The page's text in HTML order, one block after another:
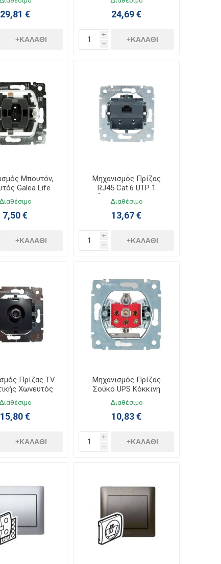
29,81 €
+ΚΑΛΆΘΙ
24,69 €
i
h
+ΚΑΛΆΘΙ
Μπουτόν,
Galea Life
775811
7,50 €
+ΚΑΛΆΘΙ
Μηχανισμός Πρίζας
RJ45 Cat.6 UTP 1
Εξόδου Χωνευτός Galea
Life 775847
Διαθέσιμο
13,67 €
i
h
+ΚΑΛΆΘΙ
Πρίζας TV
Χωνευτός
Life 775966
15,80 €
+ΚΑΛΆΘΙ
Μηχανισμός Πρίζας
Σούκο UPS Κόκκινη
Χωνευτός Galea Life
775930
Διαθέσιμο
10,83 €
i
h
+ΚΑΛΆΘΙ